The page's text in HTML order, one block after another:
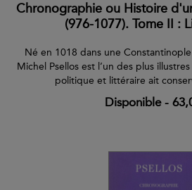
Chronographie ou Histoire
(976-1077). Tome II :
Né en 1018 dans une
Michel Psellos est l’un des plus
politique et littéraire ait
Disponible-